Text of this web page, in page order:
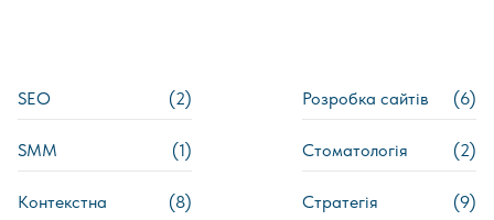
SEO (2)
SMM (1)
Контекстна
(8)
Розробка сайтів (6)
Стоматологія (2)
Стратегія (9)